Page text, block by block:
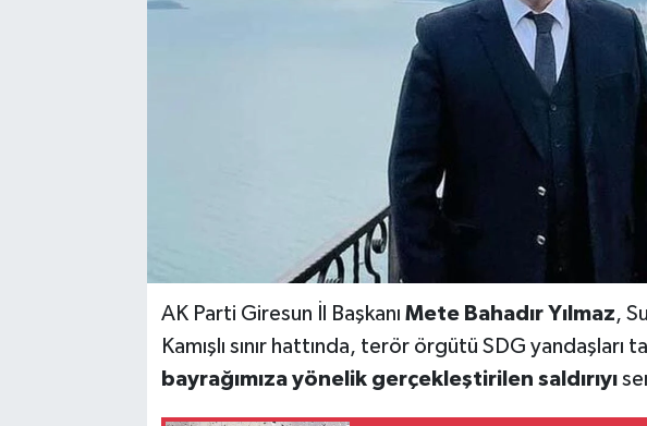
AK Parti Giresun İl Başkanı Mete Bahadır Yılmaz,
Kamışlı sınır hattında, terör örgütü SDG yandaşları
bayrağımıza yönelik gerçekleştirilen saldırıyı